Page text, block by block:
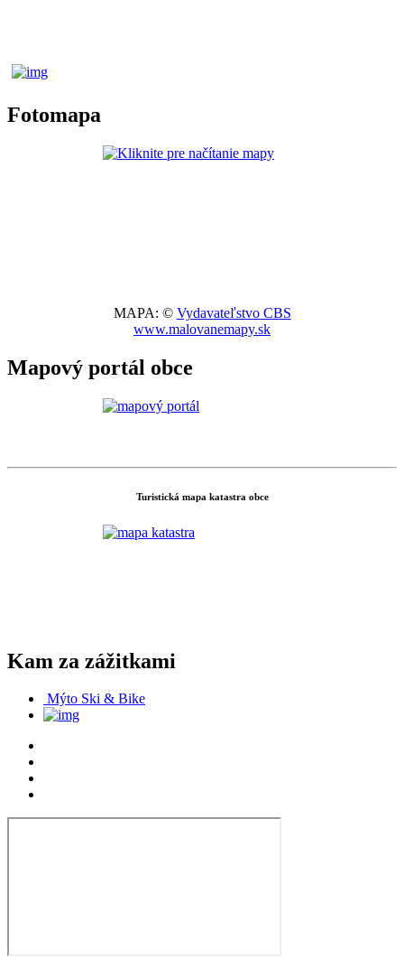
Fotomapa
MAPA: © Vydavateľstvo CBS
www.malovanemapy.sk
Mapový portál obce
Turistická mapa katastra obce
Kam za zážitkami
Mýto Ski & Bike